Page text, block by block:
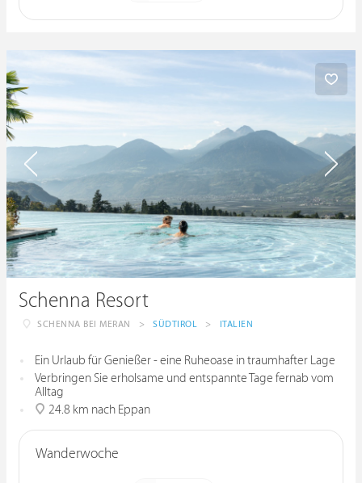
Schenna Resort
SCHENNA BEI MERAN > SÜDTIROL > ITALIEN
Ein Urlaub für Genießer - eine Ruheoase in traumhafter Lage
Verbringen Sie erholsame und entspannte Tage fernab vom
Alltag
24.8 km nach Eppan
Wanderwoche